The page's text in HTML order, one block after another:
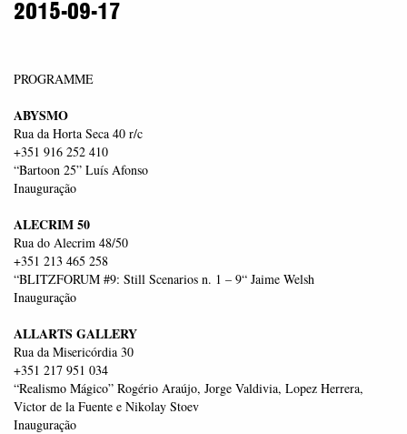
2015-09-17
PROGRAMME
ABYSMO
Rua da Horta Seca 40 r/c
+351 916 252 410
“Bartoon 25” Luís Afonso
Inauguração
ALECRIM 50
Rua do Alecrim 48/50
+351 213 465 258
“BLITZFORUM #9: Still Scenarios n. 1 – 9“ Jaime Welsh
Inauguração
ALLARTS GALLERY
Rua da Misericórdia 30
+351 217 951 034
“Realismo Mágico” Rogério Araújo, Jorge Valdivia, Lopez Herrera,
Victor de la Fuente e Nikolay Stoev
Inauguração